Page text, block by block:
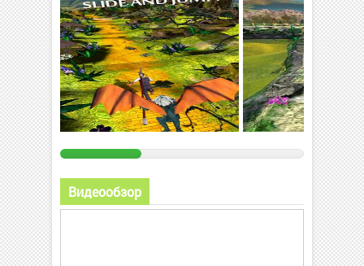
Видеообзор